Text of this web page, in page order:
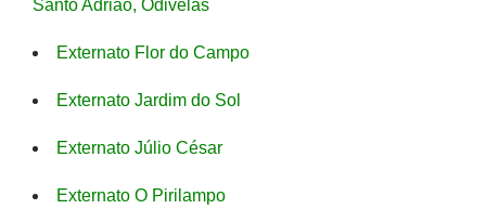
Santo Adrião, Odivelas
Externato Flor do Campo
Externato Jardim do Sol
Externato Júlio César
Externato O Pirilampo